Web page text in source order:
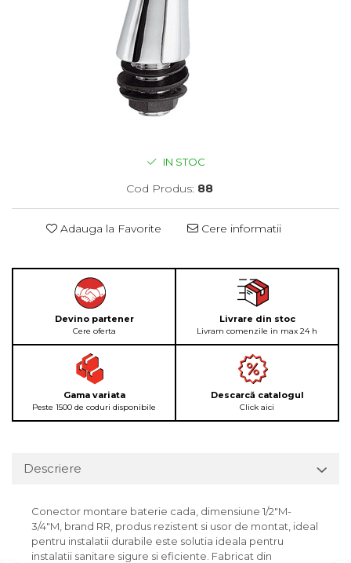
IN STOC
Cod Produs: 88
Adauga la Favorite Cere informatii
Devino partener
Cere oferta
Livrare din stoc
Livram comenzile in max 24 h
Gama variata
Peste 1500 de coduri disponibile
Descarcă catalogul
Click aici
Descriere
Conector montare baterie cada, dimensiune 1/2"M-
3/4"M, brand RR, produs rezistent si usor de montat, ideal
pentru instalatii durabile este solutia ideala pentru
instalatii sanitare sigure si eficiente. Fabricat din